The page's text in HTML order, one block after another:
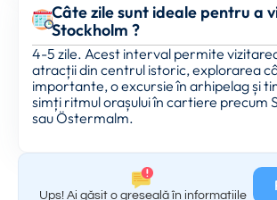
Câte zile sunt ideale pentru a
Stockholm ?
4-5 zile. Acest interval permite
atracții din centrul istoric, explorarea
importante, o excursie în arhipelag și
simți ritmul orașului în cartiere precum
sau Östermalm.
Ups! Ai găsit o greșeală în informațiile